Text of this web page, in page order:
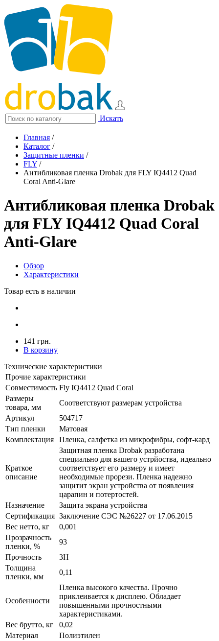
Искать
Главная /
Каталог /
Защитные пленки /
FLY /
Антибликовая пленка Drobak для FLY IQ4412 Quad
Coral Anti-Glare
Антибликовая пленка Drobak
для FLY IQ4412 Quad Coral
Anti-Glare
Обзор
Характеристики
Товар есть в наличии
141 грн.
В корзину
Технические характеристики
Прочие характеристики
Совместимость Fly IQ4412 Quad Coral
Размеры
товара, мм
Соответствуют размерам устройства
Артикул
504717
Тип пленки
Матовая
Комплектация
Пленка, салфетка из микрофибры, софт-кард
Краткое
описание
Защитная пленка Drobak разработана
специально для вашего устрйоства, идеально
соответствует его размеру и имеет
необходимые прорези. Пленка надежно
защитит экран устройства от появления
царапин и потертостей.
Назначение
Защита экрана устройства
Сертификация Заключение СЭС №26227 от 17.06.2015
Вес нетто, кг
0,001
Прозрачность
пленки, %
93
Прочность
3H
Толщина
пленки, мм
0,11
Особенности
Пленка высокого качества. Прочно
приклеивается к дисплею. Обладает
повышенными прочностными
характеристиками.
Вес брутто, кг
0,02
Материал
Полиэтилен